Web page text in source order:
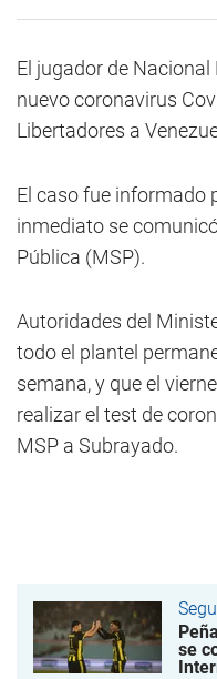
El jugador de Nacional
nuevo coronavirus
Libertadores a
El caso fue informado
inmediato se
Pública (MSP).
Autoridades del
todo el plantel
semana, y que el
realizar el test de
MSP a Subrayado.
se